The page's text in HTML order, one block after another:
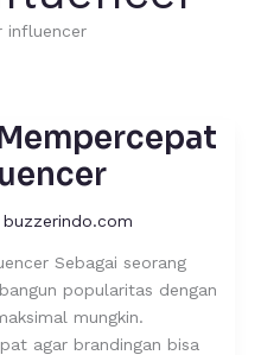
influencer
buzzerindo.com
Sebagai seorang
popularitas dengan
mungkin.
agar brandingan bisa